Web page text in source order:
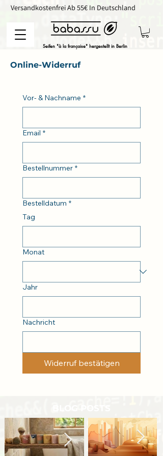
Seifen "à la française" hergestellt in Berlin
Versandkostenfrei Ab 55€ In
Online-Widerruf
Vor- & Nachname *
Email *
Bestellnummer *
Bestelldatum *
Tag
Monat
Jahr
Nachricht
Widerruf bestätigen